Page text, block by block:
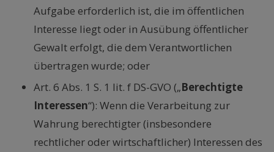
Aufgabe erforderlich ist, die im öffentlichen
Interesse liegt oder in Ausübung öffentlicher
Gewalt erfolgt, die dem Verantwortlichen
übertragen wurde; oder
Art. 6 Abs. 1 S. 1 lit. f DS-GVO („Berechtigte
Interessen“): Wenn die Verarbeitung zur
Wahrung berechtigter (insbesondere
rechtlicher oder wirtschaftlicher) Interessen des